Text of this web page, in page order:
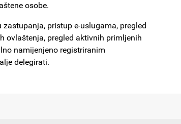
osobe.
pristup e-uslugama, pregled
ovlaštenja, pregled aktivnih primljenih
namijenjeno registriranim
delegirati.